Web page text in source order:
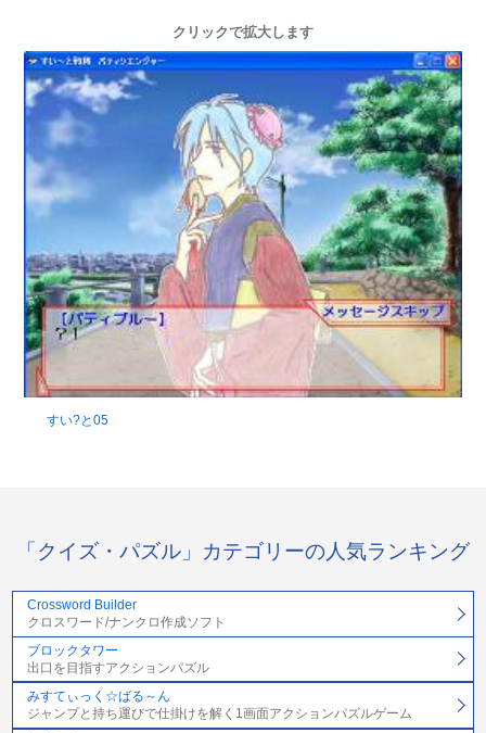
クリックで拡大します
すい?と05
「クイズ・パズル」カテゴリーの人気ランキング
Crossword Builder
クロスワード/ナンクロ作成ソフト
ブロックタワー
出口を目指すアクションパズル
みすてぃっく☆ばる～ん
ジャンプと持ち運びで仕掛けを解く1画面アクションパズルゲーム